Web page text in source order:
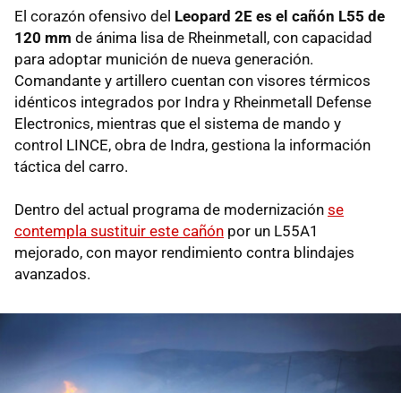
El corazón ofensivo del Leopard 2E es el cañón L55 de
120 mm de ánima lisa de Rheinmetall, con capacidad
para adoptar munición de nueva generación.
Comandante y artillero cuentan con visores térmicos
idénticos integrados por Indra y Rheinmetall Defense
Electronics, mientras que el sistema de mando y
control LINCE, obra de Indra, gestiona la información
táctica del carro.
Dentro del actual programa de modernización se
contempla sustituir este cañón por un L55A1
mejorado, con mayor rendimiento contra blindajes
avanzados.